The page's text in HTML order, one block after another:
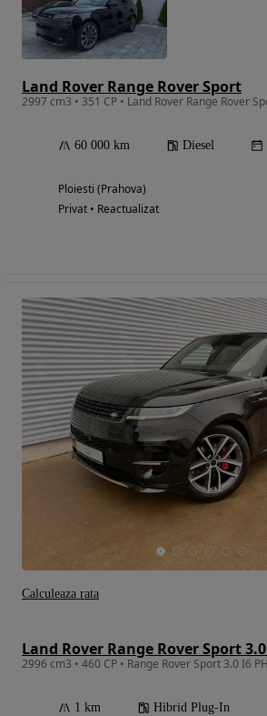
Land Rover Range Rover Sport
60 000 km Diesel
Ploiesti (Prahova)
Privat • Reactualizat
1 km Hibrid Plug-In
Calculeaza rata